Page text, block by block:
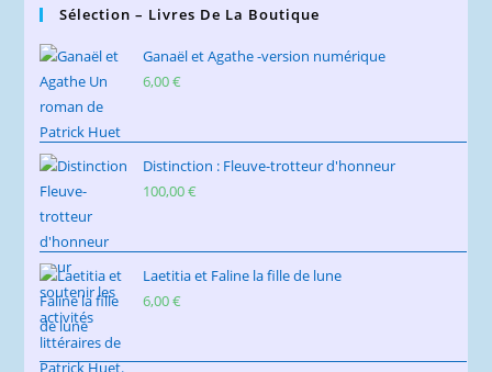
Sélection – Livres De La Boutique
Ganaël et Agathe -version numérique
6,00€
Distinction : Fleuve-trotteur d'honneur
100,00€
Laetitia et Faline la fille de lune
6,00€